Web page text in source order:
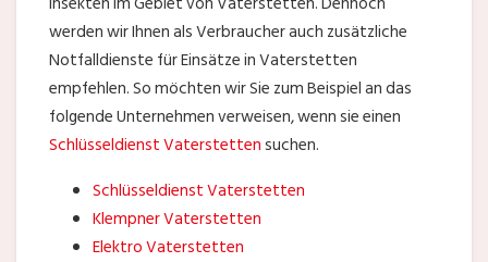
werden wir Ihnen als Verbraucher auch zusätzliche
Notfalldienste für Einsätze in Vaterstetten
empfehlen. So möchten wir Sie zum Beispiel an das
folgende Unternehmen verweisen, wenn sie einen
Schlüsseldienst Vaterstettensuchen.
Schlüsseldienst Vaterstetten
Klempner Vaterstetten
Elektro Vaterstetten